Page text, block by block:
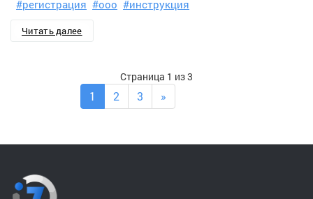
#регистрация #ооо #инструкция
Читать далее
Страница 1 из 3
1 2 3 »